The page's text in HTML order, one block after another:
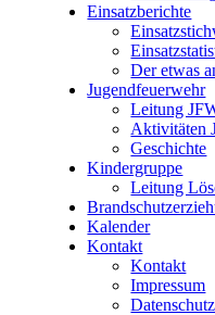
Einsatzberichte
Der etwas
Jugendfeuerwehr
Leitung
Aktivitäten
Geschichte
Kindergruppe
Leitung
Kalender
Kontakt
Kontakt
Impressum